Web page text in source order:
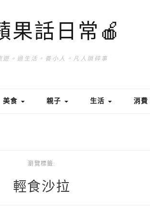
果話日常🍎
遊。過生活。養小人。凡人瑣碎事
美食 親子 生活 消費
瀏覽標籤:
輕食沙拉